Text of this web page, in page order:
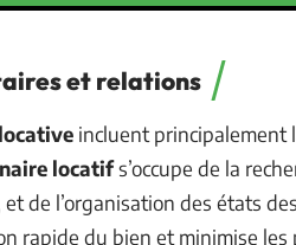
et relations
incluent principalement
locatifs’occupe de la
de l’organisation des états
rapide du bien et minimise les